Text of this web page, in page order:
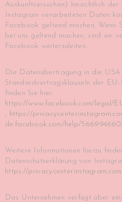
Auskunftsersuchen) hinsichtlich
Instagram verarbeiteten Daten
Facebook geltend machen. Wenn
bei uns geltend machen, sind wir
Facebook weiterzuleiten.
Die Datenübertragung in die
Standardvertragsklauseln der EU-
finden Sie hier:
https://www.facebook.com/legal/
, https://
de.facebook.com/help/
Weitere Informationen hierzu
Datenschutzerklärung von
https://
Das Unternehmen verfügt über